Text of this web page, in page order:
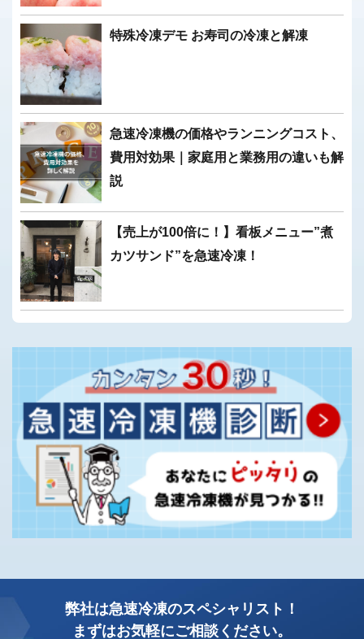
特殊冷凍デモ お寿司の冷凍と解凍
急速冷凍機の価格やランニングコスト、
費用対効果｜家庭用と業務用の違いも解
説
【売上が100倍に！】看板メニュー”煮
カツサンド”を急速冷凍！
弊社は急速冷凍のスペシャリスト！
まずはお気軽にご相談ください。